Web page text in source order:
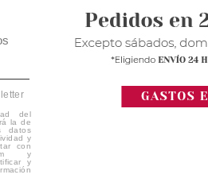
del
la de
datos
y
con
y
y